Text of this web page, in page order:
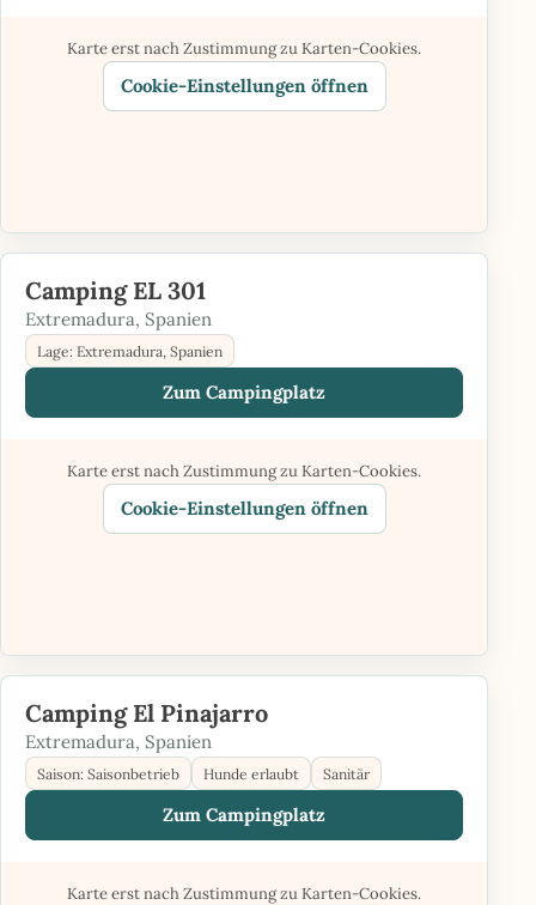
Karte erst nach Zustimmung zu Karten-Cookies.
Cookie-Einstellungen öffnen
Camping EL 301
Extremadura, Spanien
Lage: Extremadura, Spanien
Zum Campingplatz
Karte erst nach Zustimmung zu Karten-Cookies.
Cookie-Einstellungen öffnen
Camping El Pinajarro
Extremadura, Spanien
Saison: Saisonbetrieb Hunde erlaubt Sanitär
Zum Campingplatz
Karte erst nach Zustimmung zu Karten-Cookies.